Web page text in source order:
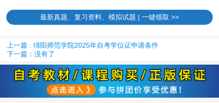
最新真题、复习资料、模拟试题 | 一键领取 >>
上一篇 : 绵阳师范学院2025年自考学位证申请条件
下一篇：没有了